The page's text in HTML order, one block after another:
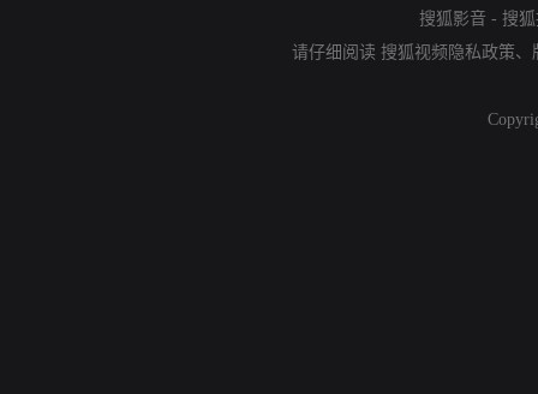
搜狐影音 - 搜
请仔细阅读 搜狐视频隐私政策、